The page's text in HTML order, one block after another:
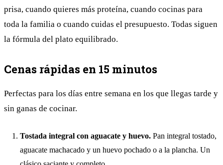
prisa, cuando quieres más proteína, cuando cocinas para
toda la familia o cuando cuidas el presupuesto. Todas siguen
la fórmula del plato equilibrado.
Cenas rápidas en 15 minutos
Perfectas para los días entre semana en los que llegas tarde y
sin ganas de cocinar.
Tostada integral con aguacate y huevo. Pan integral tostado,
aguacate machacado y un huevo pochado o a la plancha. Un